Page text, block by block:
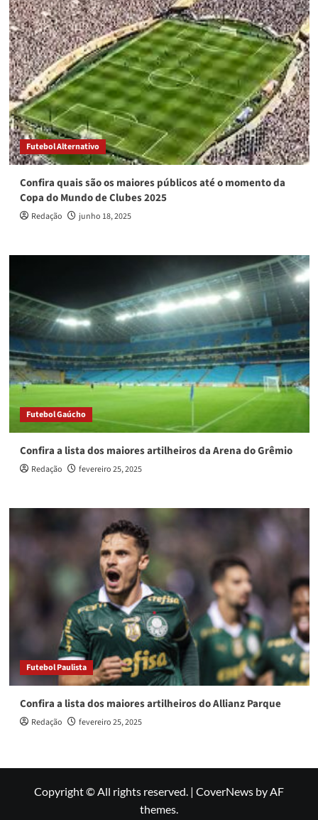
Futebol Alternativo
Confira quais são os maiores públicos até o momento da
Copa do Mundo de Clubes 2025
Redação junho 18, 2025
Futebol Gaúcho
Confira a lista dos maiores artilheiros da Arena do Grêmio
Redação fevereiro 25, 2025
Futebol Paulista
Confira a lista dos maiores artilheiros do Allianz Parque
Redação fevereiro 25, 2025
Copyright © All rights reserved. | CoverNews by AF
themes.